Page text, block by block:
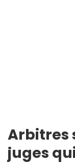
Arbitres
juges